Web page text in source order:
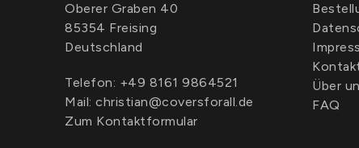
Oberer Graben 40
85354 Freising
Deutschland
Telefon: +49 8161 9864521
Mail: christian@coversforall.de
Zum Kontaktformular
Über
FAQ